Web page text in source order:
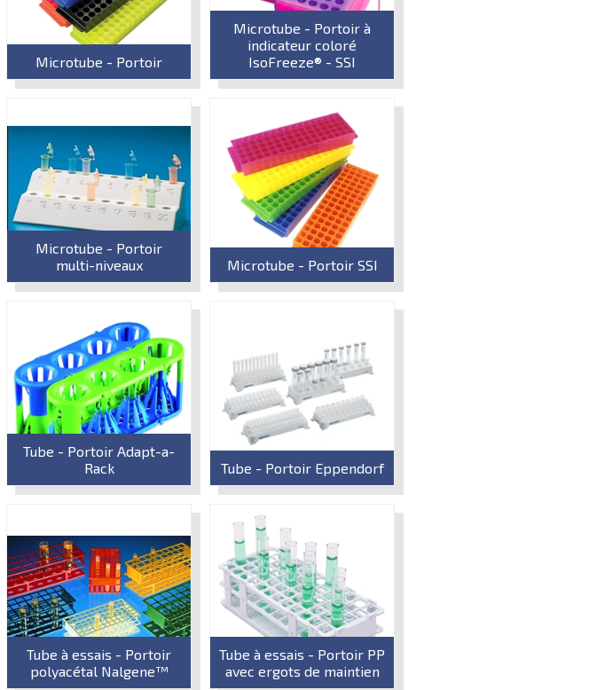
Microtube - Portoir
Microtube - Portoir à
indicateur coloré
IsoFreeze® - SSI
Microtube - Portoir
multi-niveaux
Microtube - Portoir SSI
Tube - Portoir Adapt-a-
Rack
Tube - Portoir Eppendorf
Tube à essais - Portoir
polyacétal Nalgene™
Tube à essais - Portoir PP
avec ergots de maintien